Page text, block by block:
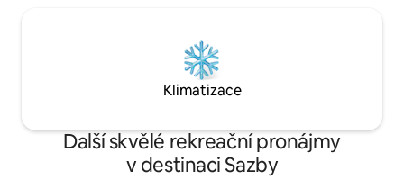
Klimatizace
Další skvělé rekreační pronájmy
v destinaci Sazby